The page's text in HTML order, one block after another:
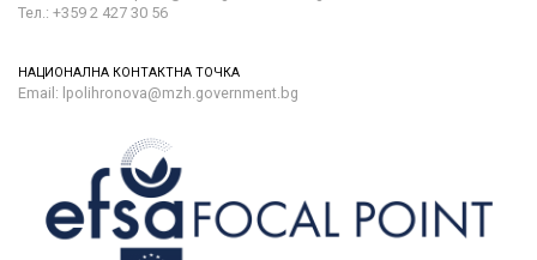
Тел.: +359 2 427 30 56
НАЦИОНАЛНА КОНТАКТНА ТОЧКА
Email: lpolihronova@mzh.government.bg